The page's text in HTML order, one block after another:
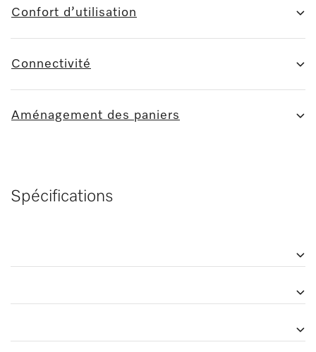
Confort d’utilisation
Connectivité
Aménagement des paniers
Spécifications